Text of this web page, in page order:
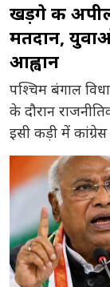
खड़गे की
मतदान,
आह्वान
पश्चिम बंगाल
के दौरान
इसी कड़ी में
मतदाताओं से बड़ी
उन्होंने लोगों से
अपने मताधिकार